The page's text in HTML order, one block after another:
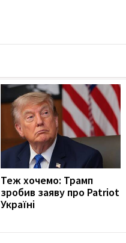
Теж хочемо: Трамп
зробив заяву про Patriot
Україні